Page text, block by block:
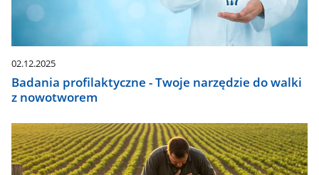
02.12.2025
Badania profilaktyczne - Twoje narzędzie do walki
z nowotworem